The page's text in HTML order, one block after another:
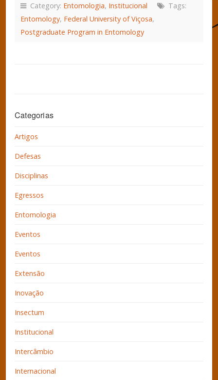
Category: Entomologia, Institucional
Tags:
Entomology, Federal University of Viçosa,
Postgraduate Program in Entomology
Categorias
Artigos
Defesas
Disciplinas
Egressos
Entomologia
Eventos
Eventos
Extensão
Inovação
Insectum
Institucional
Intercâmbio
Internacional